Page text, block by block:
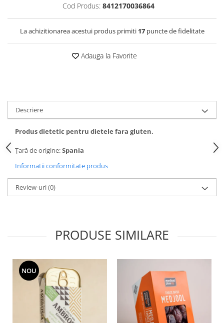
Cod Produs: 8412170036864
La achizitionarea acestui produs primiti 17puncte de fidelitate
Adauga la Favorite
Descriere
Produs dietetic pentru dietele fara gluten.
Țară de origine:Spania
Informatii conformitate produs
Review-uri(0)
PRODUSE SIMILARE
NOU